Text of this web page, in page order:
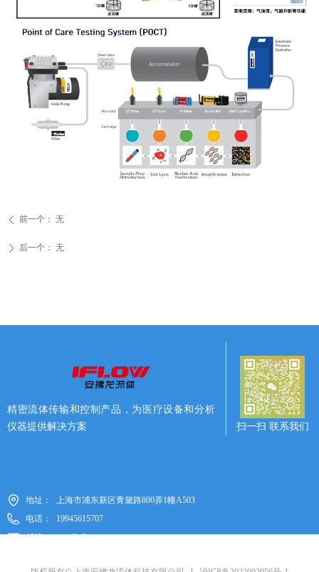
ꄴ 前一个： 无
ꄲ 后一个： 无
地址：
上海市浦东新区青黛路800弄1幢A503
电话：
19945615707
邮箱： nina@iflows.com.cn
扫一扫 联系我们
精密流体传输和控制产品，为医疗设备和分析
仪器提供解决方案